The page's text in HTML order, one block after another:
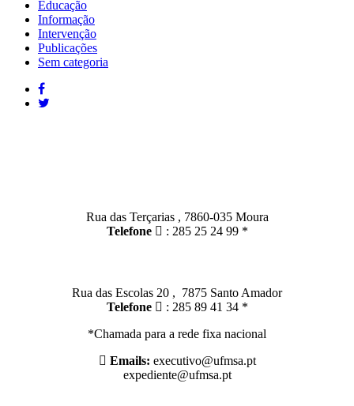
Educação
Informação
Intervenção
Publicações
Sem categoria
Rua das Terçarias , 7860-035 Moura
Telefone
: 285 25 24 99 *
Rua das Escolas 20 , 7875 Santo Amador
Telefone
: 285 89 41 34 *
*Chamada para a rede fixa nacional
Emails: executivo@ufmsa.pt
expediente@ufmsa.pt